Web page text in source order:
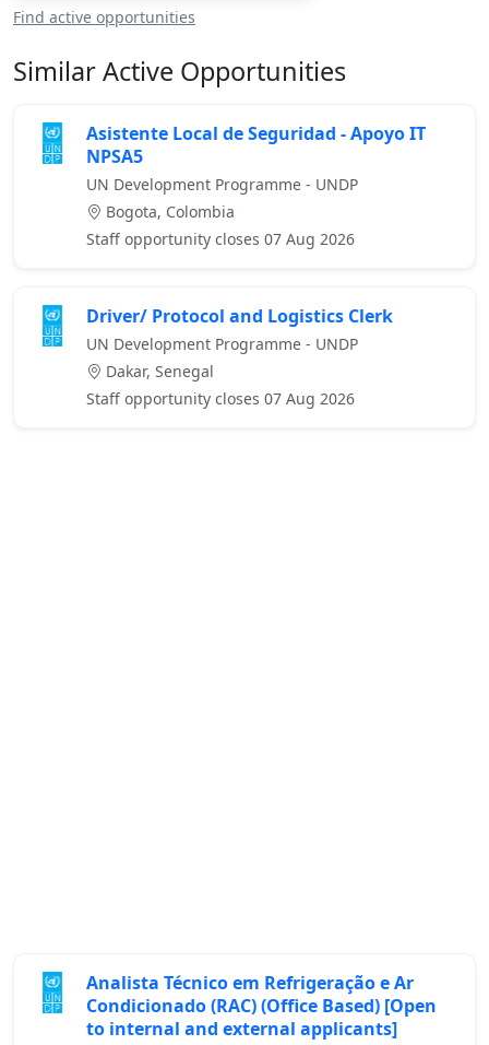
Find active opportunities
Similar Active Opportunities
Asistente Local de Seguridad - Apoyo IT
NPSA5
UN Development Programme - UNDP
Bogota, Colombia
Staff opportunity closes 07 Aug 2026
Driver/ Protocol and Logistics Clerk
UN Development Programme - UNDP
Dakar, Senegal
Staff opportunity closes 07 Aug 2026
Analista Técnico em Refrigeração e Ar
Condicionado (RAC) (Office Based) [Open
to internal and external applicants]